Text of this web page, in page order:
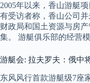
2005年以来，香山游艇
有受访者称，香山公司
财政局和国土资源与房
集。 游艇俱乐部的经营
游艇会: 拉夫罗夫：俄中
东风风行首款游艇级7座